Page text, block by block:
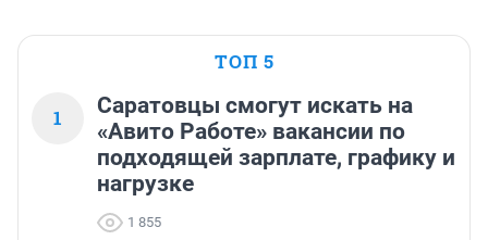
ТОП 5
1
Саратовцы смогут искать на
«Авито Работе» вакансии по
подходящей зарплате, графику и
нагрузке
1 855